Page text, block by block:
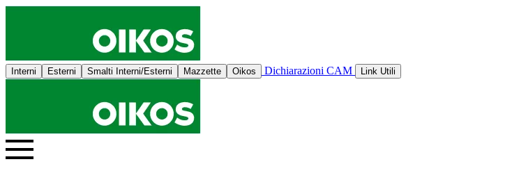
Interni Esterni Smalti Interni/Esterni Mazzette Oikos Dichiarazioni CAM Link Utili